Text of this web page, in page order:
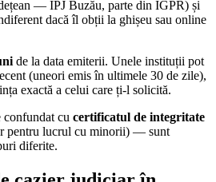
— IPJ Buzău, parte din IGPR) și
dacă îl obții la ghișeu sau online
de la data emiterii. Unele instituții pot
(uneori emis în ultimele 30 de zile),
exactă a celui care ți-l solicită.
cu certificatul de integritate
pentru lucrul cu minorii) — sunt
diferite.